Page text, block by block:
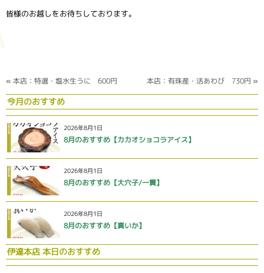
皆様のお越しをお待ちしております。
« 本店：特選・塩水生うに 600円 本店：有珠産・活あわび 730円 »
今月のおすすめ
2026年8月1日
8月のおすすめ【カカオショコラアイス】
2026年8月1日
8月のおすすめ【大穴子/一貫】
2026年8月1日
8月のおすすめ【真いか】
伊達本店 本日のおすすめ